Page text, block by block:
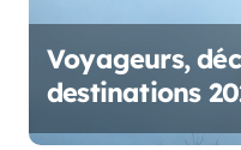
eVoyageurs,
destinations
aventure